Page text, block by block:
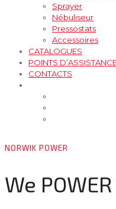
Sprayer
Nébuliseur
Pressostats
Accessoires
CATALOGUES
POINTS
CONTACTS
NORWIK POWER
We